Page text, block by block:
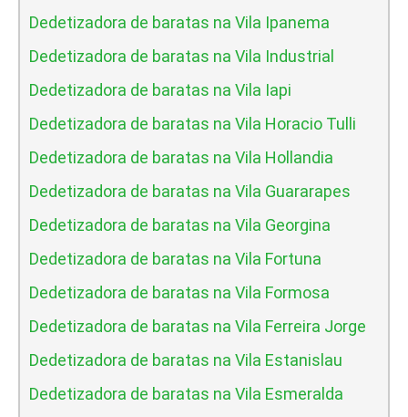
Dedetizadora de baratas na Vila Ipanema
Dedetizadora de baratas na Vila Industrial
Dedetizadora de baratas na Vila Iapi
Dedetizadora de baratas na Vila Horacio Tulli
Dedetizadora de baratas na Vila Hollandia
Dedetizadora de baratas na Vila Guararapes
Dedetizadora de baratas na Vila Georgina
Dedetizadora de baratas na Vila Fortuna
Dedetizadora de baratas na Vila Formosa
Dedetizadora de baratas na Vila Ferreira Jorge
Dedetizadora de baratas na Vila Estanislau
Dedetizadora de baratas na Vila Esmeralda